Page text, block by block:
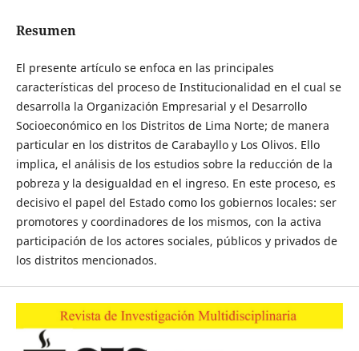
Resumen
El presente artículo se enfoca en las principales
características del proceso de Institucionalidad en el cual se
desarrolla la Organización Empresarial y el Desarrollo
Socioeconómico en los Distritos de Lima Norte; de manera
particular en los distritos de Carabayllo y Los Olivos. Ello
implica, el análisis de los estudios sobre la reducción de la
pobreza y la desigualdad en el ingreso. En este proceso, es
decisivo el papel del Estado como los gobiernos locales: ser
promotores y coordinadores de los mismos, con la activa
participación de los actores sociales, públicos y privados de
los distritos mencionados.